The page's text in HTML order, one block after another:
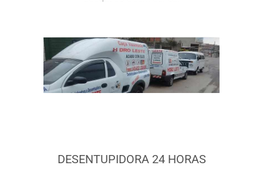
DESENTUPIDORA 24 HORAS